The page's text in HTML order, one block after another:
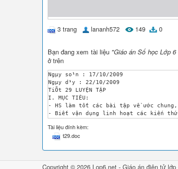
3 trang lananh572 149 0
Bạn đang xem tài liệu "Giáo án Số học Lớp
ở trên
Ngµy so¹n : 17/10/2009
Ngµy d¹y : 22/10/2009
TiÕt 29 LUYỆN TẬP
I. MỤC TIÊU:
- HS làm tốt các bài tập về ước
- Biết vận dụng linh hoạt các kiến
- Rèn luyện tính chính xác, cẩn thận.
II. CHUẨN BỊ:
- GV: Phấn màu.
III. TIẾN TRÌNH DẠY HỌC:
1. æn ®Þnh tæ chøc : (1’)
2. Kiểm tra bài cũ:(7’)
Tài liệu đính kèm:
t29.doc
Copyright © 2026 Lop6.net - Giáo án điện tử lớp